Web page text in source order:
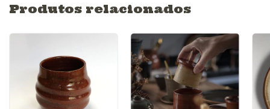
Produtos relacionados